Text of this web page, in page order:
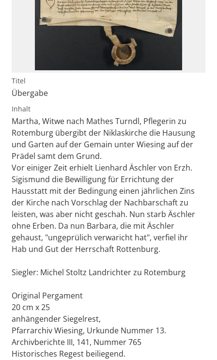
Titel
Übergabe
Inhalt
Martha, Witwe nach Mathes Turndl, Pflegerin zu
Rotemburg übergibt der Niklaskirche die Hausung
und Garten auf der Gemain unter Wiesing auf der
Prädel samt dem Grund.
Vor einiger Zeit erhielt Lienhard Äschler von Erzh.
Sigismund die Bewilligung für Errichtung der
Hausstatt mit der Bedingung einen jährlichen Zins
der Kirche nach Vorschlag der Nachbarschaft zu
leisten, was aber nicht geschah. Nun starb Äschler
ohne Erben. Da nun Barbara, die mit Äschler
gehaust, "ungeprülich verwaricht hat", verfiel ihr
Hab und Gut der Herrschaft Rottenburg.
Siegler: Michel Stoltz Landrichter zu Rotemburg
Original Pergament
20 cm x 25
anhängender Siegelrest,
Pfarrarchiv Wiesing, Urkunde Nummer 13.
Archivberichte III, 141, Nummer 765
Historisches Regest beiliegend.